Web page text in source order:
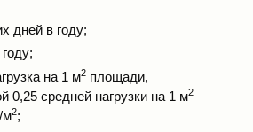
дней в году;
на 1 м2 площади,
0,25 средней нагрузки на 1 м2
м2;